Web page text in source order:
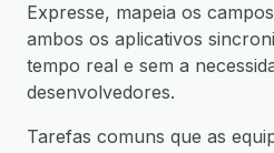
Expresse, mapeia os
ambos os aplicativos
tempo real e sem a
desenvolvedores.
Tarefas comuns que as